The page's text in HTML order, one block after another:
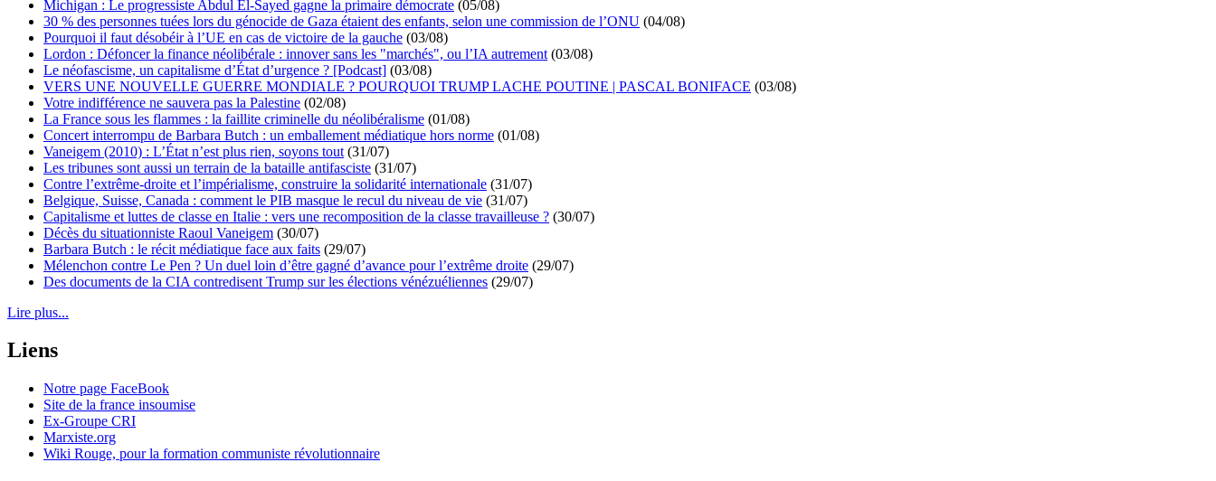
Michigan : Le progressiste Abdul El-Sayed gagne la primaire démocrate (05/08)
30 % des personnes tuées lors du génocide de Gaza étaient des enfants, selon une commission de l’ONU (04/08)
Pourquoi il faut désobéir à l’UE en cas de victoire de la gauche (03/08)
Lordon : Défoncer la finance néolibérale : innover sans les "marchés", ou l’IA autrement (03/08)
Le néofascisme, un capitalisme d’État d’urgence ? [Podcast] (03/08)
VERS UNE NOUVELLE GUERRE MONDIALE ? POURQUOI TRUMP LACHE POUTINE | PASCAL BONIFACE (03/08)
Votre indifférence ne sauvera pas la Palestine (02/08)
La France sous les flammes : la faillite criminelle du néolibéralisme (01/08)
Concert interrompu de Barbara Butch : un emballement médiatique hors norme (01/08)
Vaneigem (2010) : L’État n’est plus rien, soyons tout (31/07)
Les tribunes sont aussi un terrain de la bataille antifasciste (31/07)
Contre l’extrême-droite et l’impérialisme, construire la solidarité internationale (31/07)
Belgique, Suisse, Canada : comment le PIB masque le recul du niveau de vie (31/07)
Capitalisme et luttes de classe en Italie : vers une recomposition de la classe travailleuse ? (30/07)
Décès du situationniste Raoul Vaneigem (30/07)
Barbara Butch : le récit médiatique face aux faits (29/07)
Mélenchon contre Le Pen ? Un duel loin d’être gagné d’avance pour l’extrême droite (29/07)
Des documents de la CIA contredisent Trump sur les élections vénézuéliennes (29/07)
Lire plus...
Liens
Notre page FaceBook
Site de la france insoumise
Ex-Groupe CRI
Marxiste.org
Wiki Rouge, pour la formation communiste révolutionnaire